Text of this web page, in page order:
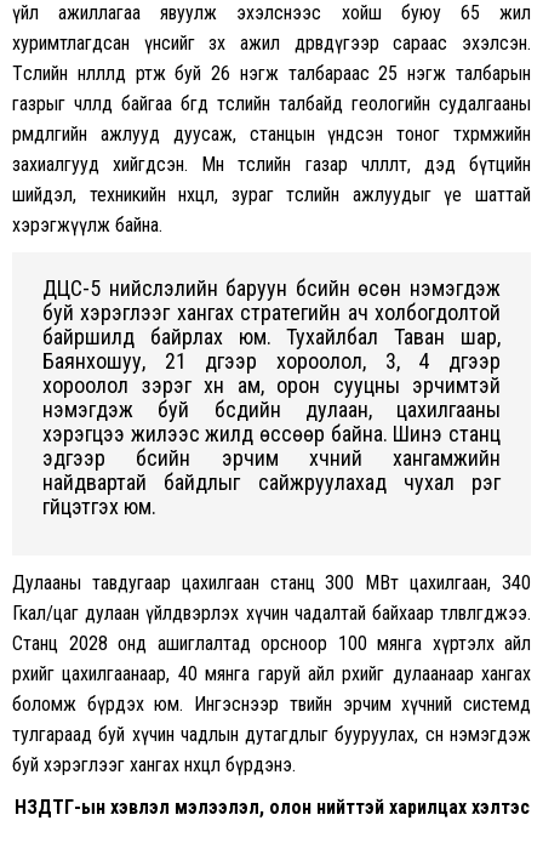
үйл ажиллагаа явуулж эхэлснээс хойш буюу 65 жил
хуримтлагдсан үнсийг зөөх ажил дөрөвдүгээр сараас эхэлсэн.
Төслийн нөлөөлөлд өртөж буй 26 нэгж талбараас 25 нэгж талбарын
газрыг чөлөөлөөд байгаа бөгөөд төслийн талбайд геологийн судалгааны
өрөмдлөгийн ажлууд дуусаж, станцын үндсэн тоног төхөөрөмжийн
захиалгууд хийгдсэн. Мөн төслийн газар чөлөөлөлт, дэд бүтцийн
шийдэл, техникийн нөхцөл, зураг төслийн ажлуудыг үе шаттай
хэрэгжүүлж байна.
ДЦС-5 нийслэлийн баруун бүсийн өсөн нэмэгдэж
буй хэрэглээг хангах стратегийн ач холбогдолтой
байршилд байрлах юм. Тухайлбал Таван шар,
Баянхошуу, 21 дүгээр хороолол, 3, 4 дүгээр
хороолол зэрэг хүн ам, орон сууцны эрчимтэй
нэмэгдэж буй бүсүүдийн дулаан, цахилгааны
хэрэгцээ жилээс жилд өссөөр байна. Шинэ станц
эдгээр бүсийн эрчим хүчний хангамжийн
найдвартай байдлыг сайжруулахад чухал үүрэг
гүйцэтгэх юм.
Дулааны тавдугаар цахилгаан станц 300 МВт цахилгаан, 340
Гкал/цаг дулаан үйлдвэрлэх хүчин чадалтай байхаар төлөвлөгджээ.
Станц 2028 онд ашиглалтад орсноор 100 мянга хүртэлх айл
өрхийг цахилгаанаар, 40 мянга гаруй айл өрхийг дулаанаар хангах
боломж бүрдэх юм. Ингэснээр төвийн эрчим хүчний системд
тулгараад буй хүчин чадлын дутагдлыг бууруулах, өсөн нэмэгдэж
буй хэрэглээг хангах нөхцөл бүрдэнэ.
НЗДТГ-ын хэвлэл мэлээлэл, олон нийттэй харилцах хэлтэс